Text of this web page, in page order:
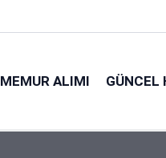
MEMUR ALIMI GÜNCEL